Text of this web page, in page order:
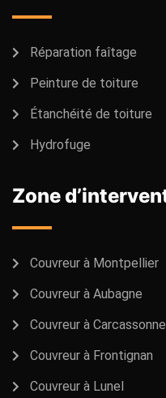
Réparation faîtage
Peinture de toiture
Étanchéité de toiture
Hydrofuge
Zone
Couvreur à Montpellier
Couvreur à Aubagne
Couvreur à Carcassonne
Couvreur à Frontignan
Couvreur à Lunel